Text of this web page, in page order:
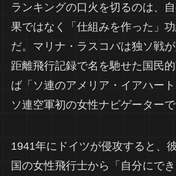
ランキングの口火を切るのは、
果ではなく「仕組みを作った」
だ。マリナ・ラスコバは独ソ戦
距離飛行記録で名を馳せた国民
ば「ソ連のアメリア・イアハート
ソ連空軍初の女性ナビゲーターで
1941年にドイツが侵攻すると、
国の女性飛行士から「自分にで